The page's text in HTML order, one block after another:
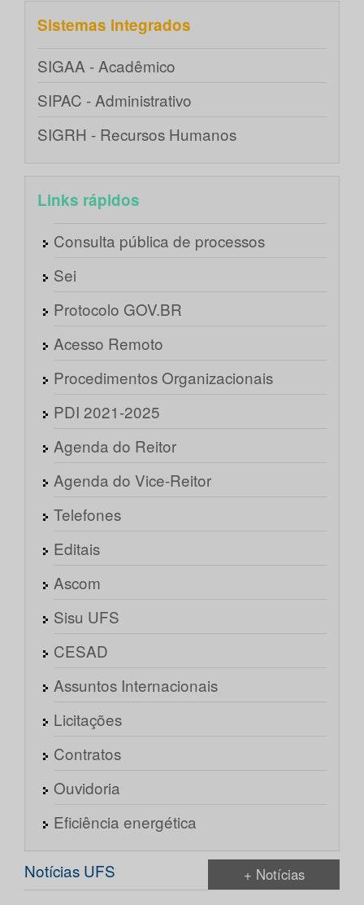
Sistemas integrados
SIGAA - Acadêmico
SIPAC - Administrativo
SIGRH - Recursos Humanos
Links rápidos
Consulta pública de processos
Sei
Protocolo GOV.BR
Acesso Remoto
Procedimentos Organizacionais
PDI 2021-2025
Agenda do Reitor
Agenda do Vice-Reitor
Telefones
Editais
Ascom
Sisu UFS
CESAD
Assuntos Internacionais
Licitações
Contratos
Ouvidoria
Eficiência energética
Notícias UFS + Notícias